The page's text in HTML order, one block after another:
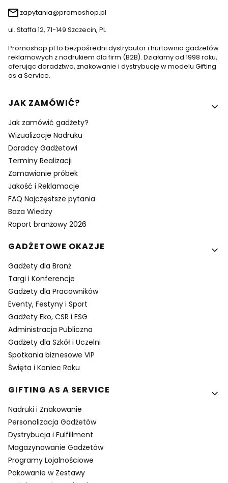
zapytania@promoshop.pl
ul. Staffa 12, 71-149 Szczecin, PL
Promoshop.pl to bezpośredni dystrybutor i hurtownia gadżetów
reklamowych z nadrukiem dla firm (B2B). Działamy od 1998 roku,
oferując doradztwo, znakowanie i dystrybucję w modelu Gifting
as a Service.
Linki w stopce
JAK ZAMÓWIĆ?
Jak zamówić gadżety?
Wizualizacje Nadruku
Doradcy Gadżetowi
Terminy Realizacji
Zamawianie próbek
Jakość i Reklamacje
FAQ Najczęstsze pytania
Baza Wiedzy
Raport branżowy 2026
GADŻETOWE OKAZJE
Gadżety dla Branż
Targi i Konferencje
Gadżety dla Pracowników
Eventy, Festyny i Sport
Gadżety Eko, CSR i ESG
Administracja Publiczna
Gadżety dla Szkół i Uczelni
Spotkania biznesowe VIP
Święta i Koniec Roku
GIFTING AS A SERVICE
Nadruki i Znakowanie
Personalizacja Gadżetów
Dystrybucja i Fulfillment
Magazynowanie Gadżetów
Programy Lojalnościowe
Pakowanie w Zestawy